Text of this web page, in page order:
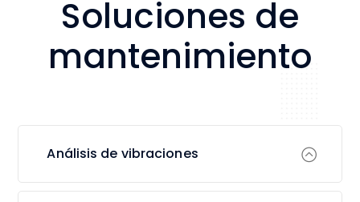
Soluciones de
mantenimiento
Análisis de vibraciones